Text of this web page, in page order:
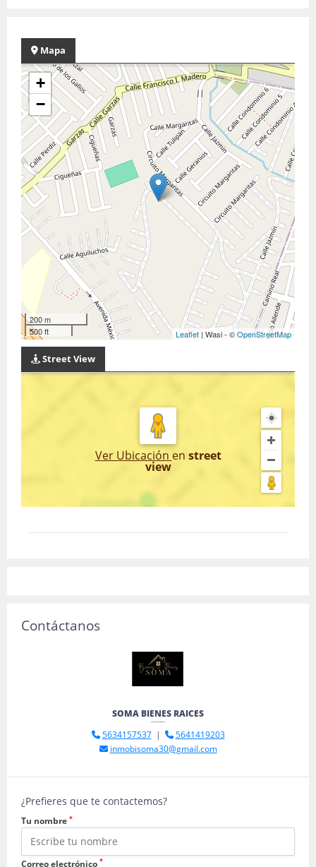
Mapa
+
−
200 m
500 ft
Leaflet | Wasi - ©OpenStreetMap
Street View
Ver Ubicación en street
view
Contáctanos
SOMA BIENES RAICES
5634157537|
5641419203
inmobisoma30@gmail.com
¿Prefieres que te contactemos?
Tu nombre *
Correo electrónico *